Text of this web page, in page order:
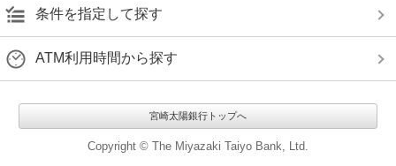
条件を指定して探す
ATM利用時間から探す
宮崎太陽銀行トップへ
Copyright © The Miyazaki Taiyo Bank, Ltd.